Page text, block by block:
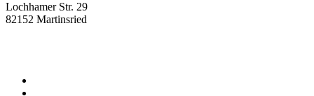
Lochhamer Str. 29
82152 Martinsried